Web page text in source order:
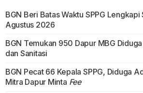
BGN Beri Batas Waktu SPPG Lengkapi
Agustus 2026
BGN Temukan 950 Dapur MBG
dan Sanitasi
BGN Pecat 66 Kepala SPPG, Diduga
Mitra Dapur Minta Fee